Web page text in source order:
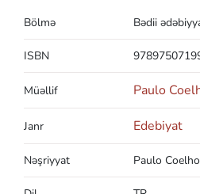
Bölmə Bədii
ISBN
Müəllif Paulo
Janr Edebiyat
Nəşriyyat Paulo Coelho